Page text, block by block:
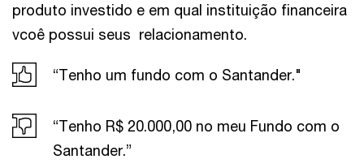
produto investido e em qual instituição financeira
vcoê possui seus relacionamento.
“Tenho um fundo com o Santander."
“Tenho R$ 20.000,00 no meu Fundo com o
Santander.”